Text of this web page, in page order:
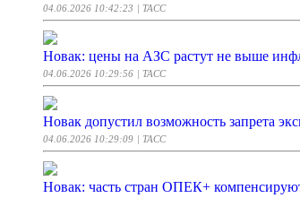
04.06.2026 10:42:23 | ТАСС
Новак: цены на АЗС растут не выше
04.06.2026 10:29:56 | ТАСС
Новак допустил возможность запрета
04.06.2026 10:29:09 | ТАСС
Новак: часть стран ОПЕК+